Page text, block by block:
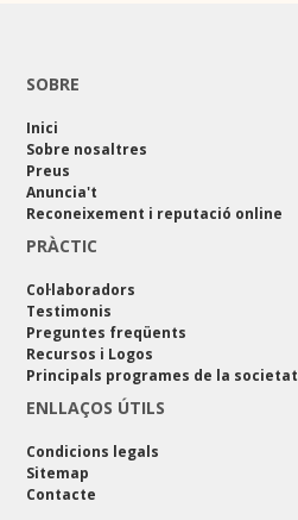
SOBRE
Inici
Sobre nosaltres
Preus
Anuncia't
Reconeixement i reputació online
PRÀCTIC
Col·laboradors
Testimonis
Preguntes freqüents
Recursos i Logos
Principals programes de la societat
ENLLAÇOS ÚTILS
Condicions legals
Sitemap
Contacte